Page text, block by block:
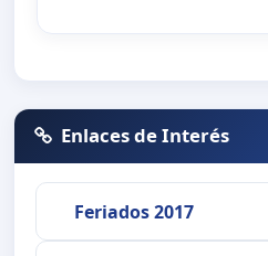
Enlaces de Interés
Feriados 2017